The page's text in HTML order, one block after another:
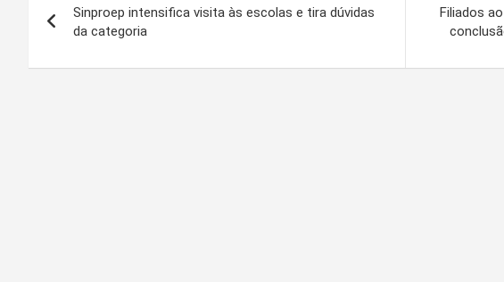
de
Post
Sinproep intensifica visita às escolas e tira dúvidas
da categoria
Filiados